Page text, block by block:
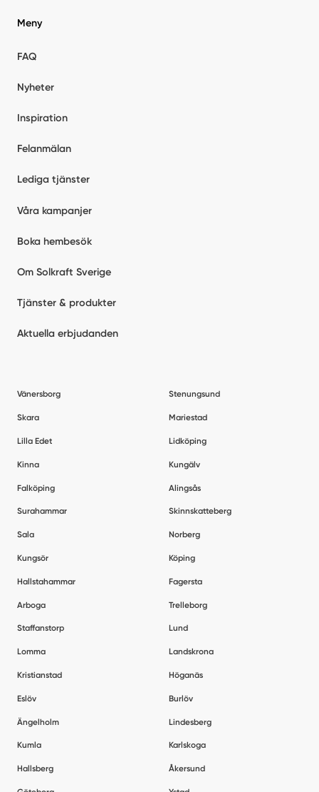
Meny
FAQ
Nyheter
Inspiration
Felanmälan
Lediga tjänster
Våra kampanjer
Boka hembesök
Om Solkraft Sverige
Tjänster & produkter
Aktuella erbjudanden
Vänersborg Stenungsund
Skara Mariestad
Lilla Edet Lidköping
Kinna Kungälv
Falköping Alingsås
Surahammar Skinnskatteberg
Sala Norberg
Kungsör Köping
Hallstahammar Fagersta
Arboga Trelleborg
Staffanstorp Lund
Lomma Landskrona
Kristianstad Höganäs
Eslöv Burlöv
Ängelholm Lindesberg
Kumla Karlskoga
Hallsberg Åkersund